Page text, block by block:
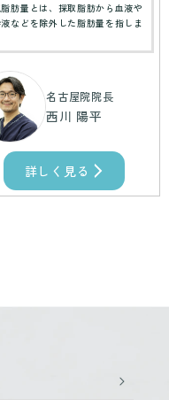
肪量とは、採取脂肪から血液や
などを除外した脂肪量を指しま
名古屋院院長
西川 陽平
詳しく見る